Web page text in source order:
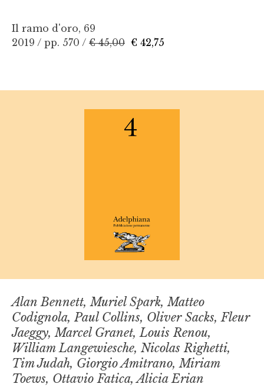
Il ramo d'oro, 69
2019 / pp. 570 / € 45,00 € 42,75
Alan Bennett, Muriel Spark, Matteo
Codignola, Paul Collins, Oliver Sacks, Fleur
Jaeggy, Marcel Granet, Louis Renou,
William Langewiesche, Nicolas Righetti,
Tim Judah, Giorgio Amitrano, Miriam
Toews, Ottavio Fatica, Alicia Erian